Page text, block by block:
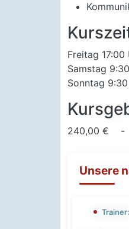
Freitag 17:00
Samstag
Sonntag
240,00 €
Unsere
Trainer: